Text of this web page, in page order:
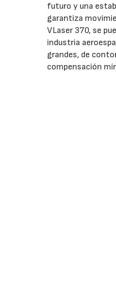
futuro y una
garantiza
VLaser 370, se
industria
grandes, de
compensación